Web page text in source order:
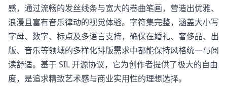
感，通过流畅的发丝线条与宽大的卷曲笔画，营造出优雅、
浪漫且富有音乐律动的视觉体验。字符集完整，涵盖大小写
字母、数字、标点及多语言支持，确保在婚礼、奢侈品、出
版、音乐等领域的多样化排版需求中都能保持风格统一与阅
读舒适。基于 SIL 开源协议，它为创作者提供了极大的自由
度，是追求精致艺术感与商业实用性的理想选择。